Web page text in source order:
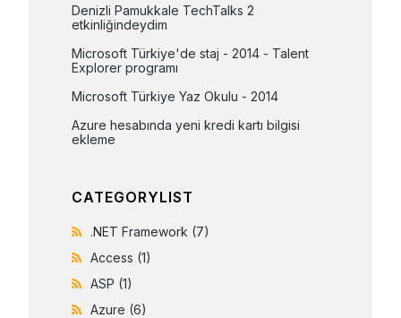
Denizli Pamukkale TechTalks 2
etkinliğindeydim
Microsoft Türkiye'de staj - 2014 - Talent
Explorer programı
Microsoft Türkiye Yaz Okulu - 2014
Azure hesabında yeni kredi kartı bilgisi
ekleme
CATEGORYLIST
.NET Framework (7)
Access (1)
ASP (1)
Azure (6)